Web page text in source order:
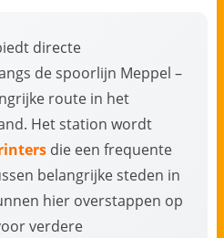
directe
de spoorlijn Meppel –
route in het
Het station wordt
die een frequente
belangrijke steden in
hier overstappen op
verdere